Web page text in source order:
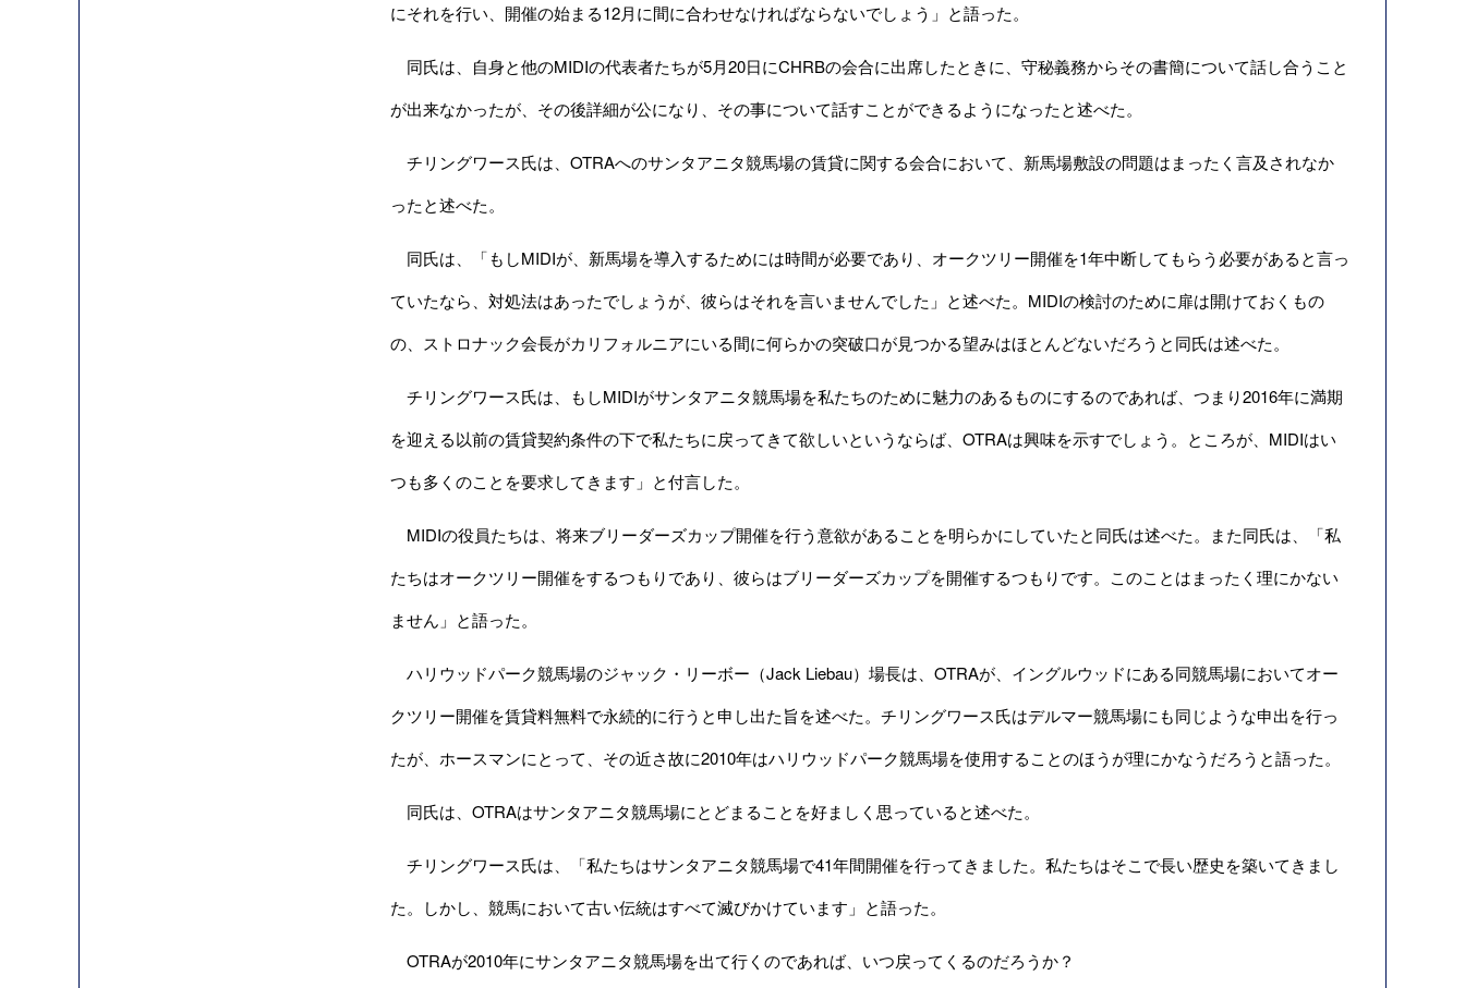
にそれを行い、開催の始まる12月に間に合わせなければならないでしょう」と語った。
同氏は、自身と他のMIDIの代表者たちが5月20日にCHRBの会合に出席したときに、守秘義務からその書簡について話し合うこと
が出来なかったが、その後詳細が公になり、その事について話すことができるようになったと述べた。
チリングワース氏は、OTRAへのサンタアニタ競馬場の賃貸に関する会合において、新馬場敷設の問題はまったく言及されなか
ったと述べた。
同氏は、「もしMIDIが、新馬場を導入するためには時間が必要であり、オークツリー開催を1年中断してもらう必要があると言っ
ていたなら、対処法はあったでしょうが、彼らはそれを言いませんでした」と述べた。MIDIの検討のために扉は開けておくもの
の、ストロナック会長がカリフォルニアにいる間に何らかの突破口が見つかる望みはほとんどないだろうと同氏は述べた。
チリングワース氏は、もしMIDIがサンタアニタ競馬場を私たちのために魅力のあるものにするのであれば、つまり2016年に満期
を迎える以前の賃貸契約条件の下で私たちに戻ってきて欲しいというならば、OTRAは興味を示すでしょう。ところが、MIDIはい
つも多くのことを要求してきます」と付言した。
MIDIの役員たちは、将来ブリーダーズカップ開催を行う意欲があることを明らかにしていたと同氏は述べた。また同氏は、「私
たちはオークツリー開催をするつもりであり、彼らはブリーダーズカップを開催するつもりです。このことはまったく理にかない
ません」と語った。
ハリウッドパーク競馬場のジャック・リーボー（Jack Liebau）場長は、OTRAが、イングルウッドにある同競馬場においてオー
クツリー開催を賃貸料無料で永続的に行うと申し出た旨を述べた。チリングワース氏はデルマー競馬場にも同じような申出を行っ
たが、ホースマンにとって、その近さ故に2010年はハリウッドパーク競馬場を使用することのほうが理にかなうだろうと語った。
同氏は、OTRAはサンタアニタ競馬場にとどまることを好ましく思っていると述べた。
チリングワース氏は、「私たちはサンタアニタ競馬場で41年間開催を行ってきました。私たちはそこで長い歴史を築いてきまし
た。しかし、競馬において古い伝統はすべて滅びかけています」と語った。
OTRAが2010年にサンタアニタ競馬場を出て行くのであれば、いつ戻ってくるのだろうか？